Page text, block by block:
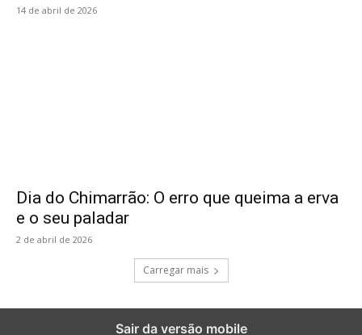
14 de abril de 2026
Dia do Chimarrão: O erro que queima a erva
e o seu paladar
2 de abril de 2026
Carregar mais
Sair da versão mobile